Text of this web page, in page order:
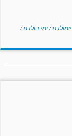
יומולדת/ימי הולדת/